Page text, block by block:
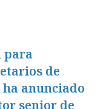
para
de
anunciado
senior de